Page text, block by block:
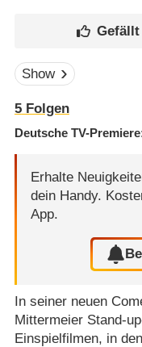
Show
5Folgen
Deutsche TV-Premiere
Erhalte
dein Handy.
App.
In seiner neuen
Mittermeier Stand-
Einspielfilmen, in